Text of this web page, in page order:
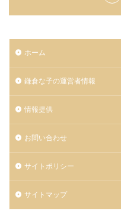
ホーム
鎌倉な子の運営者情報
情報提供
お問い合わせ
サイトポリシー
サイトマップ